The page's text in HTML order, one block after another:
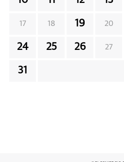
17 18 19 20
24 25 26 27
31